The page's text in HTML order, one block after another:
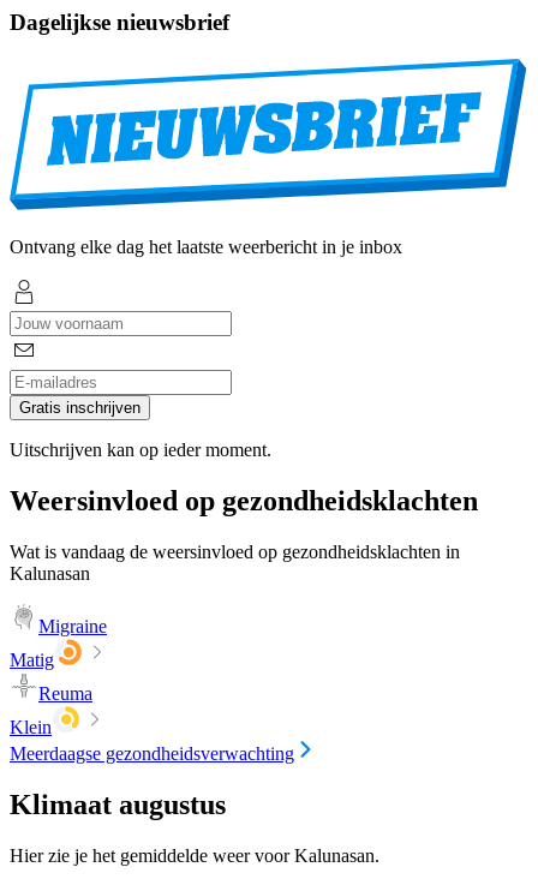
Dagelijkse nieuwsbrief
Ontvang elke dag het laatste weerbericht in je inbox
Gratis inschrijven
Uitschrijven kan op ieder moment.
Weersinvloed op gezondheidsklachten
Wat is vandaag de weersinvloed op gezondheidsklachten in
Kalunasan
Migraine
Matig
Reuma
Klein
Meerdaagse gezondheidsverwachting
Klimaat augustus
Hier zie je het gemiddelde weer voor Kalunasan.